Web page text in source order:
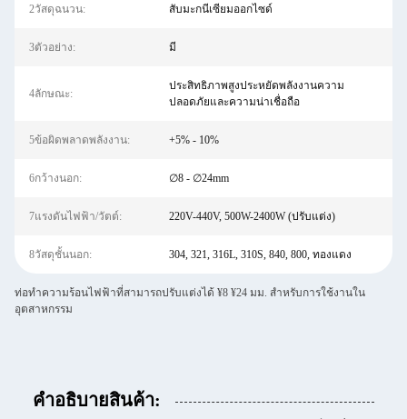
2วัสดุฉนวน: สับมะกนีเซียมออกไซด์
3ตัวอย่าง: มี
4ลักษณะ:
ประสิทธิภาพสูงประหยัดพลังงานความ
ปลอดภัยและความน่าเชื่อถือ
5ข้อผิดพลาดพลังงาน: +5% - 10%
6กว้างนอก: ∅8 - ∅24mm
7แรงดันไฟฟ้า/วัตต์: 220V-440V, 500W-2400W (ปรับแต่ง)
8วัสดุชั้นนอก: 304, 321, 316L, 310S, 840, 800, ทองแดง
ท่อทําความร้อนไฟฟ้าที่สามารถปรับแต่งได้ ¥8 ¥24 มม. สําหรับการใช้งานใน
อุตสาหกรรม
คําอธิบายสินค้า: